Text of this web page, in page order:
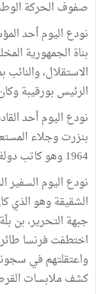
صفوف الحركة
نودع اليوم أحد
بناة الجمهورية
الاستقلال،
الرئيس بورقيبة
نودع اليوم أحد
1964 وهو كاتب دولة للفلاحة.
نودع اليوم السفير
الشقيقة وهو الذي
جبهة التحرير، بن
اختطفت فرنسا
واعتقلتهم في
كشف ملابسات